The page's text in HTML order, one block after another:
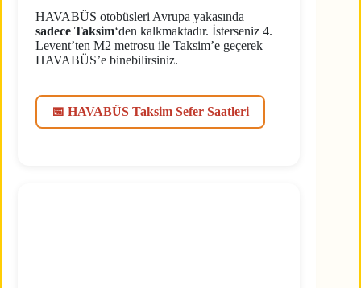
HAVABÜS otobüsleri Avrupa yakasında
sadece Taksim‘den kalkmaktadır. İsterseniz 4.
Levent’ten M2 metrosu ile Taksim’e geçerek
HAVABÜS’e binebilirsiniz.
📅 HAVABÜS Taksim Sefer Saatleri